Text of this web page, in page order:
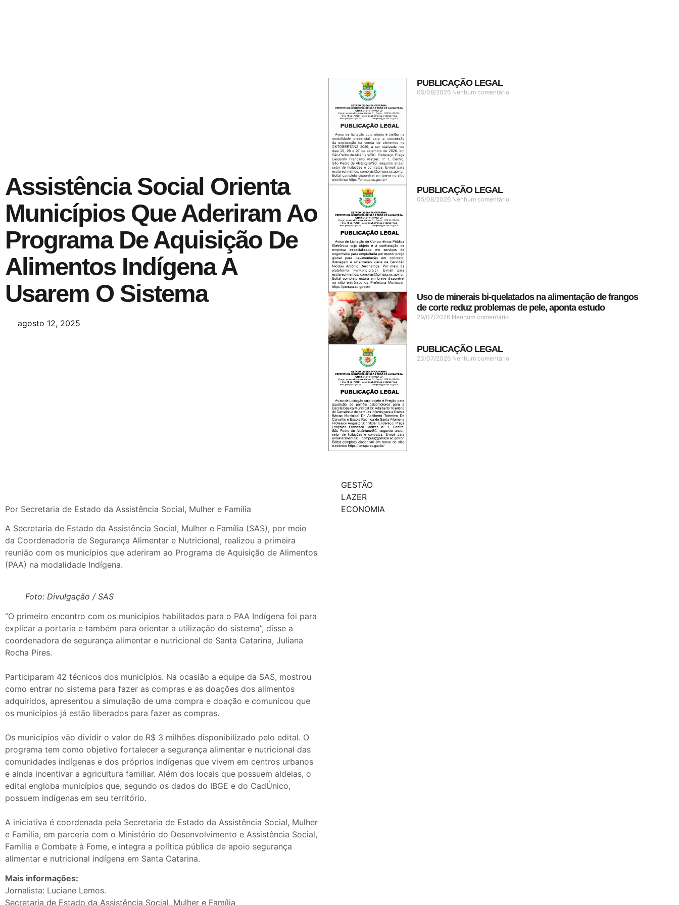
Assistência Social Orienta
Municípios Que Aderiram Ao
Programa De Aquisição De
Alimentos Indígena A
Usarem O Sistema
agosto 12, 2025
Por Secretaria de Estado da Assistência Social, Mulher e Família
A Secretaria de Estado da Assistência Social, Mulher e Família (SAS), por meio
da Coordenadoria de Segurança Alimentar e Nutricional, realizou a primeira
reunião com os municípios que aderiram ao Programa de Aquisição de Alimentos
(PAA) na modalidade Indígena.
Foto: Divulgação / SAS
“O primeiro encontro com os municípios habilitados para o PAA Indígena foi para
explicar a portaria e também para orientar a utilização do sistema”, disse a
coordenadora de segurança alimentar e nutricional de Santa Catarina, Juliana
Rocha Pires.
Participaram 42 técnicos dos municípios. Na ocasião a equipe da SAS, mostrou
como entrar no sistema para fazer as compras e as doações dos alimentos
adquiridos, apresentou a simulação de uma compra e doação e comunicou que
os municípios já estão liberados para fazer as compras.
Os municípios vão dividir o valor de R$ 3 milhões disponibilizado pelo edital. O
programa tem como objetivo fortalecer a segurança alimentar e nutricional das
comunidades indígenas e dos próprios indígenas que vivem em centros urbanos
e ainda incentivar a agricultura familiar. Além dos locais que possuem aldeias, o
edital engloba municípios que, segundo os dados do IBGE e do CadÚnico,
possuem indígenas em seu território.
A iniciativa é coordenada pela Secretaria de Estado da Assistência Social, Mulher
e Família, em parceria com o Ministério do Desenvolvimento e Assistência Social,
Família e Combate à Fome, e integra a política pública de apoio segurança
alimentar e nutricional indígena em Santa Catarina.
Mais informações:
Jornalista: Luciane Lemos.
Secretaria de Estado da Assistência Social, Mulher e Família
PUBLICAÇÃO LEGAL
05/08/2026 Nenhum comentário
PUBLICAÇÃO LEGAL
05/08/2026 Nenhum comentário
Uso de minerais bi-quelatados na alimentação de frangos
de corte reduz problemas de pele, aponta estudo
29/07/2026 Nenhum comentário
PUBLICAÇÃO LEGAL
23/07/2026 Nenhum comentário
GESTÃO
LAZER
ECONOMIA